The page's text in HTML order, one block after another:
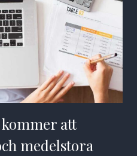
att
medelstora